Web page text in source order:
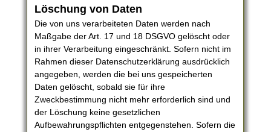
Löschung von Daten
Die von uns verarbeiteten Daten werden nach
Maßgabe der Art. 17 und 18 DSGVO gelöscht oder
in ihrer Verarbeitung eingeschränkt. Sofern nicht im
Rahmen dieser Datenschutzerklärung ausdrücklich
angegeben, werden die bei uns gespeicherten
Daten gelöscht, sobald sie für ihre
Zweckbestimmung nicht mehr erforderlich sind und
der Löschung keine gesetzlichen
Aufbewahrungspflichten entgegenstehen. Sofern die